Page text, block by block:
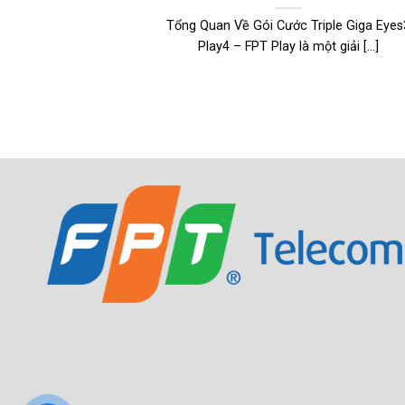
Tổng Quan Về Gói Cước Triple Giga
Play4 – FPT Play là một giải [...]